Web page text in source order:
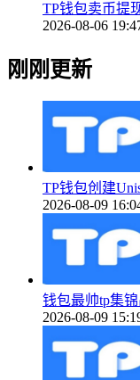
TP钱包卖币提
2026-08-06
刚刚更新
TP钱包创建
2026-08-09
钱包最帅tp集
2026-08-09